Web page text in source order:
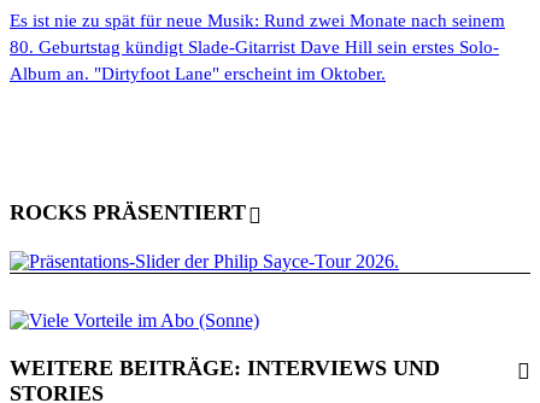
Es ist nie zu spät für neue Musik: Rund zwei Monate nach seinem
80. Geburtstag kündigt Slade-Gitarrist Dave Hill sein erstes Solo-
Album an. "Dirtyfoot Lane" erscheint im Oktober.
ROCKS PRÄSENTIERT
WEITERE BEITRÄGE: INTERVIEWS UND
STORIES